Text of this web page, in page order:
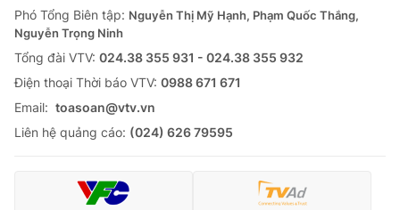
Phó Tổng Biên tập: Nguyễn Thị Mỹ Hạnh, Phạm Quốc Thắng,
Nguyễn Trọng Ninh
Tổng đài VTV: 024.38 355 931 - 024.38 355 932
Ðiện thoại Thời báo VTV: 0988 671 671
Email: toasoan@vtv.vn
Liên hệ quảng cáo: (024) 626 79595